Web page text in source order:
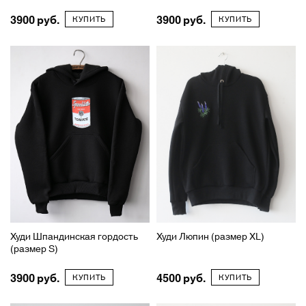
3900 КУПИТЬ 3900 КУПИТЬ
Худи Шпандинская гордость
(размер S)
3900 КУПИТЬ
Худи Люпин (размер XL)
4500 КУПИТЬ